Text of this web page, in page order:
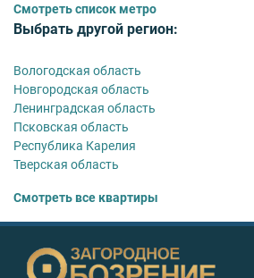
Смотреть список метро
Выбрать другой регион:
Вологодская область
Новгородская область
Ленинградская область
Псковская область
Республика Карелия
Тверская область
Смотреть все квартиры